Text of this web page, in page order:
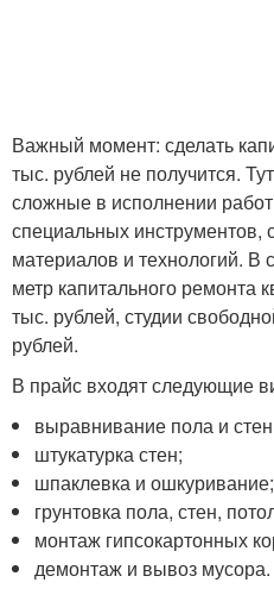
Важный момент: сделать
тыс. рублей не получится.
сложные в исполнении
специальных инструментов,
материалов и технологий. В
метр капитального ремонта
тыс. рублей, студии
рублей.
В прайс входят следующие
выравнивание пола и
штукатурка стен;
шпаклевка и ошкуривание;
грунтовка пола, стен,
монтаж гипсокартонных
демонтаж и вывоз мусора.